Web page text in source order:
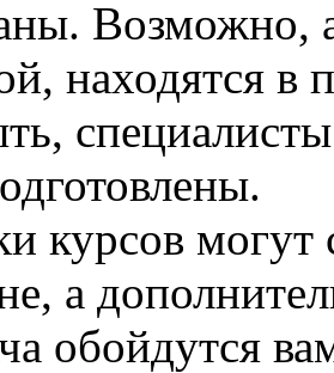
Возможно,
находятся в
курсов
а
обойдутся